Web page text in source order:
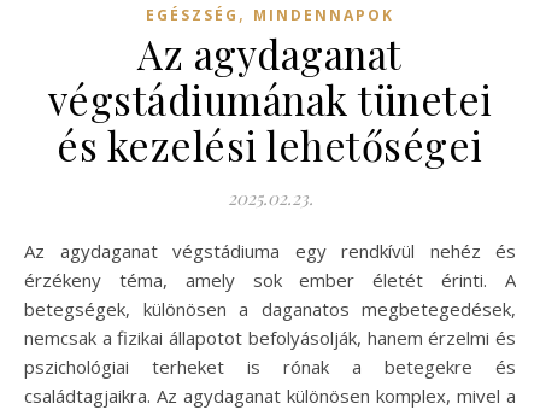
EGÉSZSÉG , MINDENNAPOK
Az agydaganat
végstádiumának tünetei
és kezelési lehetőségei
2025.02.23.
Az agydaganat végstádiuma egy rendkívül nehéz és
érzékeny téma, amely sok ember életét érinti. A
betegségek, különösen a daganatos megbetegedések,
nemcsak a fizikai állapotot befolyásolják, hanem érzelmi és
pszichológiai terheket is rónak a betegekre és
családtagjaikra. Az agydaganat különösen komplex, mivel a